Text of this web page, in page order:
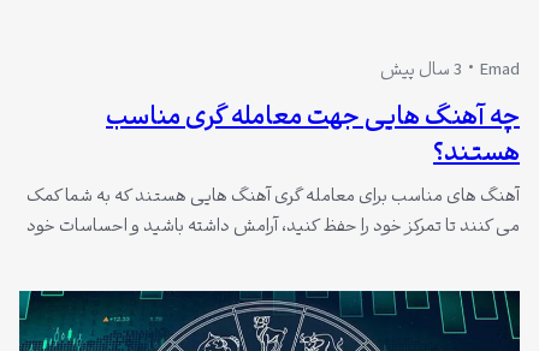
Emad 3 سال پیش
چه آهنگ هایی جهت معامله گری مناسب
هستند؟
آهنگ های مناسب برای معامله گری آهنگ هایی هستند که به شما کمک
می کنند تا تمرکز خود را حفظ کنید، آرامش داشته باشید و احساسات خود
تمرکز و آرامش بالایی دارد. در این شرایط، موسیقی می تواند نقش مهمی
در…